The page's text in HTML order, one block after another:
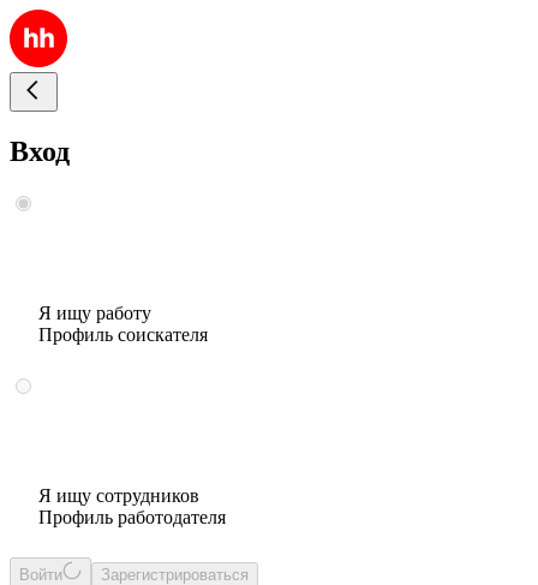
Вход
Я ищу работу
Профиль соискателя
Я ищу сотрудников
Профиль работодателя
Войти Зарегистрироваться